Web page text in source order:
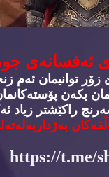
ئه‌فسانه‌ی
توانیمان ئه‌م
بكه‌ن
راكێشتر زیاد
https://t.me/